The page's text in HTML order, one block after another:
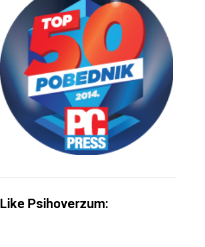
Like Psihoverzum: